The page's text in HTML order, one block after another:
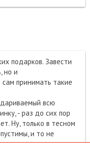
подарков. Завести
но и
принимать такие
всю
- раз до сих пор
Ну, только в тесном
и то не